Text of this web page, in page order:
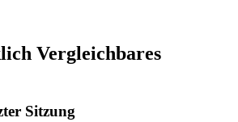
Vergleichbares
Sitzung